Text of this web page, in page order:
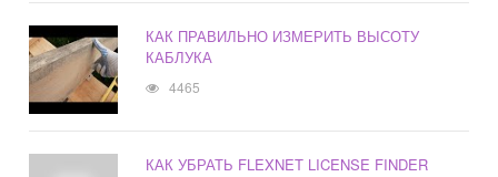
КАК ПРАВИЛЬНО ИЗМЕРИТЬ ВЫСОТУ
КАБЛУКА
4465
КАК УБРАТЬ FLEXNET LICENSE FINDER